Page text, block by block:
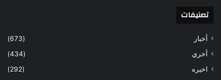
تصنيفات
أخبار
(673)
أخري
(434)
اخيره
(292)